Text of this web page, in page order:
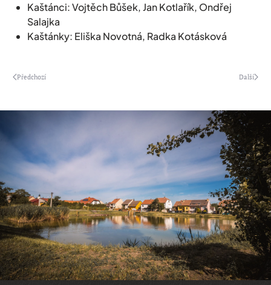
Kaštánci: Vojtěch Bůšek, Jan Kotlařík, Ondřej
Salajka
Kaštánky: Eliška Novotná, Radka Kotásková
Předchozí Další